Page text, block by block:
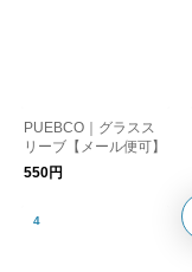
PUEBCO｜グラスス
リーブ【メール便可】
550円